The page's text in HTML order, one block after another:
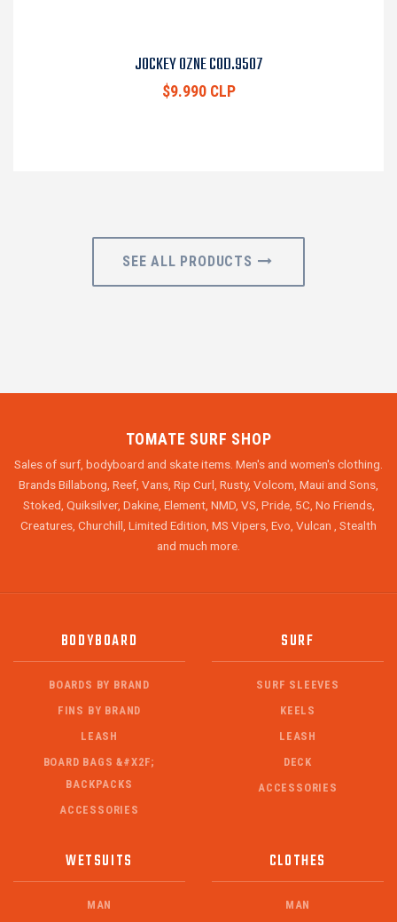
JOCKEY OZNE COD.9507
$9.990 CLP
SEE ALL PRODUCTS
TOMATE SURF SHOP
Sales of surf, bodyboard and skate items. Men's and women's clothing.
Brands Billabong, Reef, Vans, Rip Curl, Rusty, Volcom, Maui and Sons,
Stoked, Quiksilver, Dakine, Element, NMD, VS, Pride, 5C, No Friends,
Creatures, Churchill, Limited Edition, MS Vipers, Evo, Vulcan , Stealth
and much more.
BODYBOARD
BOARDS BY BRAND
FINS BY BRAND
LEASH
BOARD BAGS &#X2F;
BACKPACKS
ACCESSORIES
SURF
SURF SLEEVES
KEELS
LEASH
DECK
ACCESSORIES
WETSUITS
MAN
CLOTHES
MAN